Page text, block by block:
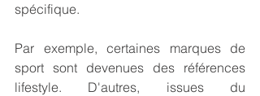
spécifique.
Par exemple, certaines marques de
sport sont devenues des références
lifestyle. D'autres, issues du